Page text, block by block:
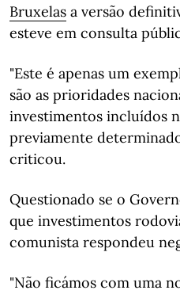
Bruxelas a versão
esteve em consulta
"Este é apenas um
são as prioridades
investimentos incluídos
previamente
criticou.
Questionado se o
que investimentos
comunista respondeu
"Não ficámos com uma